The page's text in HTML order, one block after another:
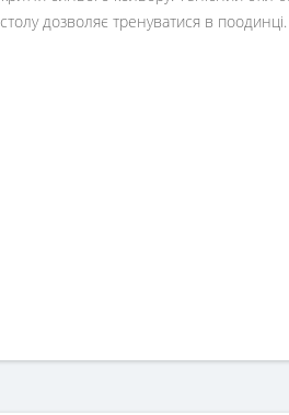
дозволяє тренуватися в поодинці.